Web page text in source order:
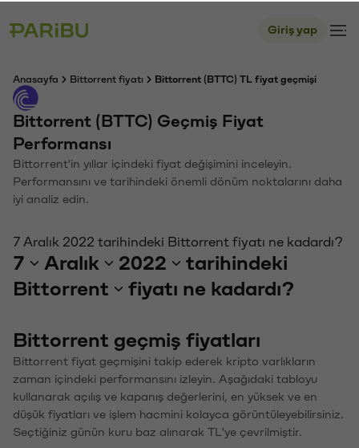
Giriş yap
Anasayfa Bittorrent fiyatı Bittorrent (BTTC) TL fiyat geçmişi
Bittorrent (BTTC) Geçmiş Fiyat
Performansı
Bittorrent'in yıllar içindeki fiyat değişimini inceleyin.
Performansını ve tarihindeki önemli dönüm noktalarını daha
iyi analiz edin.
7 Aralık 2022 tarihindeki Bittorrent fiyatı ne kadardı?
7 Aralık 2022
tarihindeki
Bittorrent
fiyatı ne kadardı?
Bittorrent geçmiş fiyatları
Bittorrent fiyat geçmişini takip ederek kripto varlıkların
zaman içindeki performansını izleyin. Aşağıdaki tabloyu
kullanarak açılış ve kapanış değerlerini, en yüksek ve en
düşük fiyatları ve işlem hacmini kolayca görüntüleyebilirsiniz.
Seçtiğiniz günün kuru baz alınarak TL'ye çevrilmiştir.